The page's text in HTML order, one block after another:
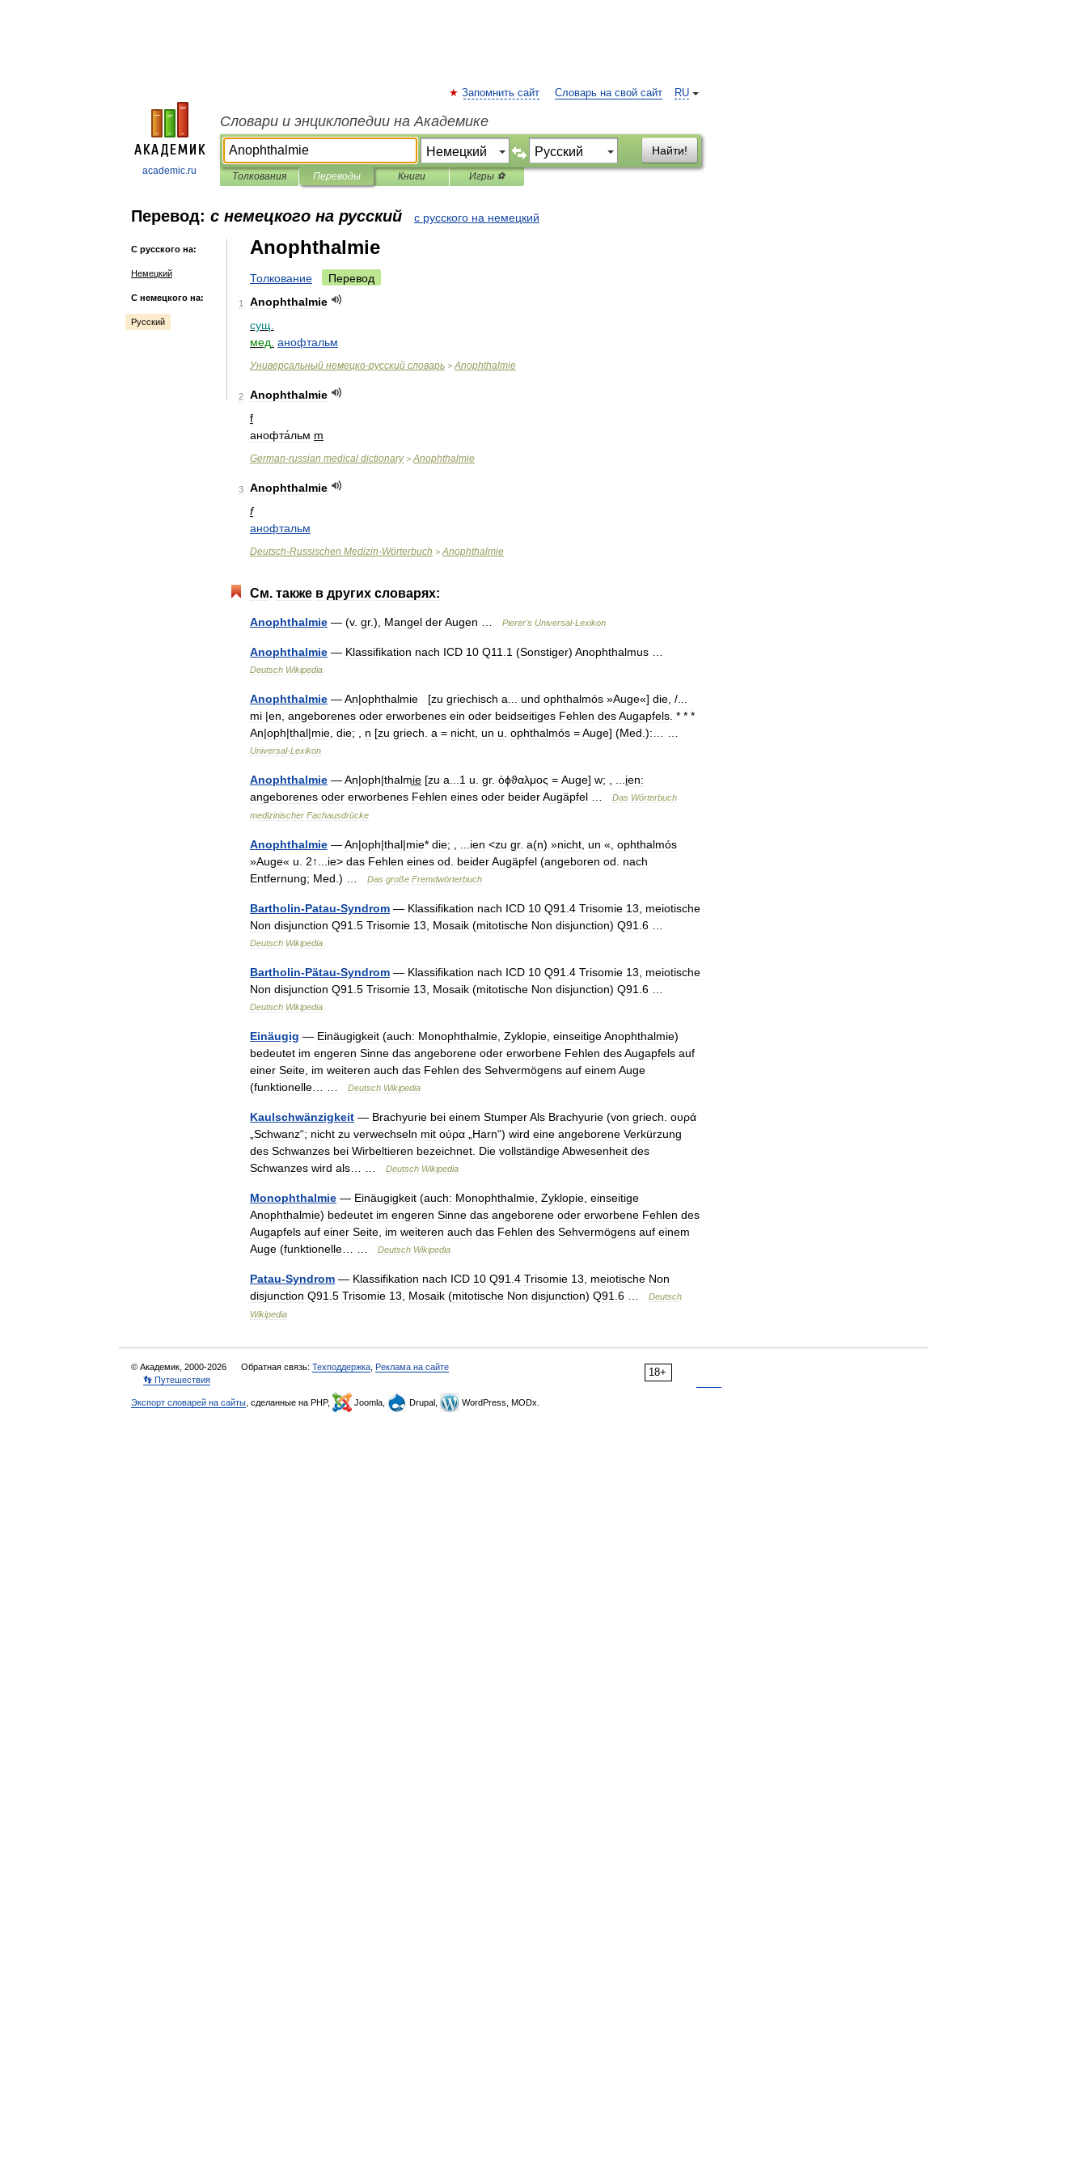
academic.ru
RU
Запомнить сайт Словарь на свой сайт
Словари и энциклопедии на Академике
Найти!
Толкования Переводы Книги Игры ⚽
Перевод: с немецкого на русский с русского на немецкий
С русского на:
Немецкий
С немецкого на:
Русский
Anophthalmie
Толкование Перевод
1
Anophthalmie
сущ
мед анофтальм
Универсальный немецко-русский словарь > Anophthalmie
2
Anophthalmie
f
анофта́льм m
German-russian medical dictionary> Anophthalmie
3
Anophthalmie
f
анофтальм
Deutsch-Russischen Medizin-Wörterbuch > Anophthalmie
См. также в других словарях:
Anophthalmie — (v. gr.), Mangel derAugen Pierer's Universal-Lexikon
Anophthalmie — Klassifikation nach ICD 10 Q11 1 (Sonstiger) Anophthalmus
Deutsch Wikipedia
Anophthalmie —An|ophthalmie [zu griechisch a und ophthalmós »Auge«] die , /...
mi |en angeborenes oder erworbenes ein oder beidseitiges Fehlen desAugapfels . * * *
An|oph|thal|mie die; , n [zu griech a = nicht un u ophthalmós =Auge] (Med .):
Universal-Lexikon
Anophthalmie —An|oph|thalmi̲e̲ [zu a 1 u gr. ὀϕϑαλμος = Auge] w; , ... i̱en:
angeborenes oder erworbenes Fehlen eines oder beiderAugäpfel Das Wörterbuch
medizinischer Fachausdrücke
Anophthalmie —An|oph|thal|mie* die; , ... ien <zu gr. a(n) »nicht un «, ophthalmós
»Auge« u 2↑... ie> das Fehlen eines od beiderAugäpfel (angeboren od
nach
Entfernung; Med .) … Das große Fremdwörterbuch
Bartholin-Patau-Syndrom — Klassifikation nach ICD 10 Q91 4 Trisomie 13
meiotische
Non disjunction Q91 5 Trisomie 13 Mosaik (mitotische Non disjunction) Q91 6
Deutsch Wikipedia
Bartholin-Pätau-Syndrom — Klassifikation nach ICD 10 Q91 4 Trisomie 13
meiotische
Non disjunction Q91 5 Trisomie 13 Mosaik (mitotische Non disjunction) Q91 6
Deutsch Wikipedia
Einäugig — Einäugigkeit (auch: Monophthalmie Zyklopie einseitigeAnophthalmie)
bedeutet im engeren Sinne das angeborene oder erworbene Fehlen desAugapfels auf
einer Seite im weiteren auch das Fehlen des Sehvermögens auf einem Auge
(funktionelle Deutsch Wikipedia
Kaulschwänzigkeit — Brachyurie bei einem StumperAls Brachyurie (von griech ουρά
Schwanz“; nicht zu verwechseln mit ούρα Harn“) wird eine angeborene Verkürzung
des Schwanzes bei Wirbeltieren bezeichnet Die vollständigeAbwesenheit des
Schwanzes wird als Deutsch Wikipedia
Monophthalmie — Einäugigkeit (auch: Monophthalmie Zyklopie einseitige
Anophthalmie) bedeutet im engeren Sinne das angeborene oder erworbene Fehlen des
Augapfels auf einer Seite im weiteren auch das Fehlen des Sehvermögens auf einem
Auge (funktionelle Deutsch Wikipedia
Patau-Syndrom — Klassifikation nach ICD 10 Q91 4 Trisomie 13 meiotische Non
disjunction Q91 5 Trisomie 13 Mosaik (mitotische Non disjunction) Q91 6
Deutsch
Wikipedia
18+
© Академик, 2000-2026 Обратная связь: Техподдержка Реклама на сайте
👣 Путешествия
Экспорт словарей на сайты , сделанные на PHP, Joomla, Drupal, WordPress, MODx.